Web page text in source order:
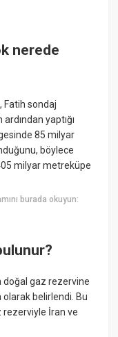
nerede
Fatih sondaj
yaptığı
85 milyar
böylece
milyar metreküpe
burada okuyun:
doğal gaz rezervine
belirlendi. Bu
İran ve